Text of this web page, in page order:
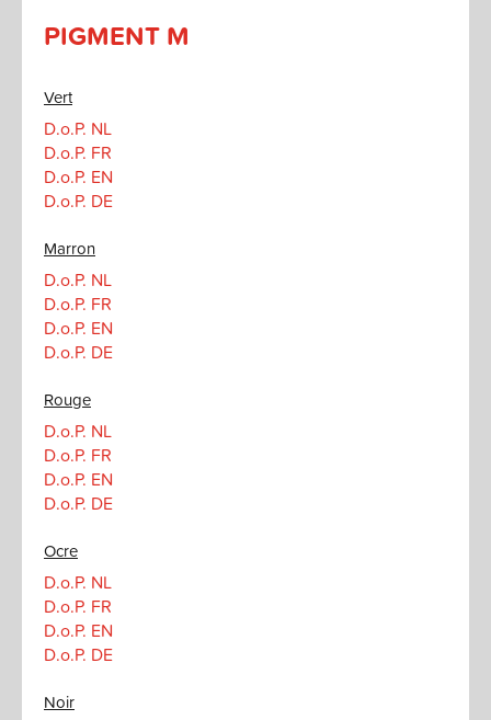
PIGMENT M
Vert
D.o.P. NL
D.o.P. FR
D.o.P. EN
D.o.P. DE
Marron
D.o.P. NL
D.o.P. FR
D.o.P. EN
D.o.P. DE
Rouge
D.o.P. NL
D.o.P. FR
D.o.P. EN
D.o.P. DE
Ocre
D.o.P. NL
D.o.P. FR
D.o.P. EN
D.o.P. DE
Noir